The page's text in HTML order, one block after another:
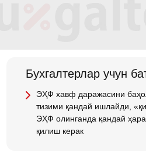
Бухгалтерлар учун
ЭҲФ хавф даражасини
тизими қандай ишлайди,
ЭҲФ олинганда қандай
қилиш керак